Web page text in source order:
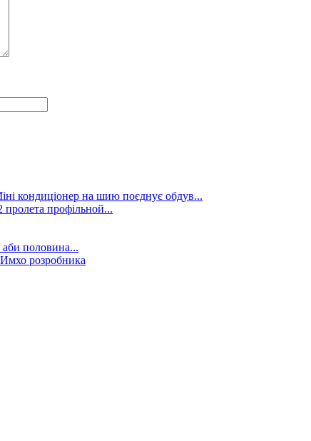
кондиціонер на шию поєднує обдув...
пролета профільной...
аби половина...
розробника